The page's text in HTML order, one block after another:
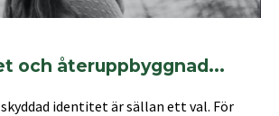
och återuppbyggnad...
identitet är sällan ett val. För